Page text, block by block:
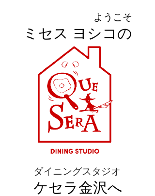
ようこそ
ミセス ヨシコの
ダイニングスタジオ
ケセラ金沢へ